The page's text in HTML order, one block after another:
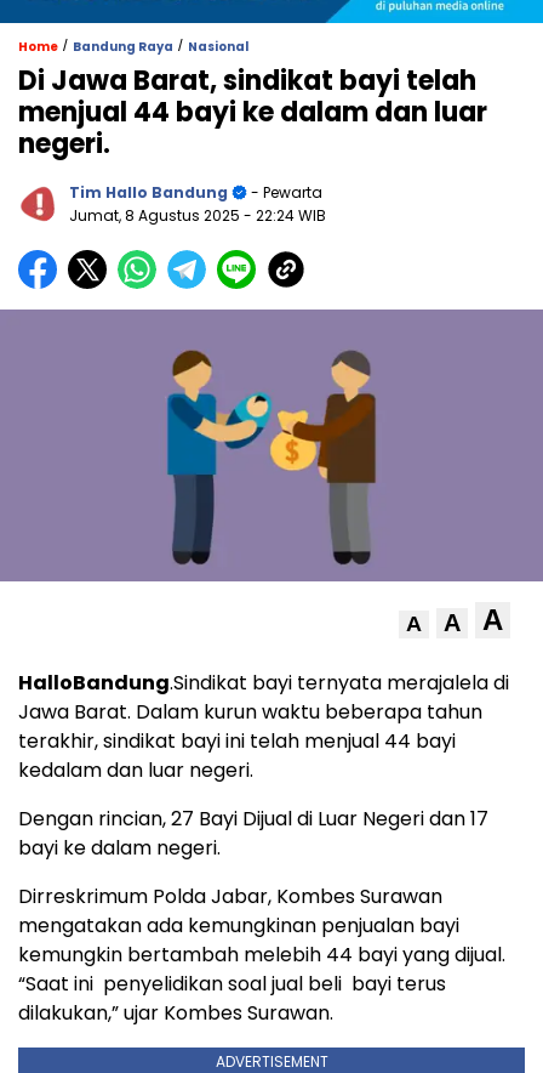
Home / Bandung Raya / Nasional
Di Jawa Barat, sindikat bayi telah
menjual 44 bayi ke dalam dan luar
negeri.
Tim Hallo Bandung
- Pewarta
Jumat, 8 Agustus 2025 - 22:24 WIB
A A A
HalloBandung.Sindikat bayi ternyata merajalela di
Jawa Barat. Dalam kurun waktu beberapa tahun
terakhir, sindikat bayi ini telah menjual 44 bayi
kedalam dan luar negeri.
Dengan rincian, 27 Bayi Dijual di Luar Negeri dan 17
bayi ke dalam negeri.
Dirreskrimum Polda Jabar, Kombes Surawan
mengatakan ada kemungkinan penjualan bayi
kemungkin bertambah melebih 44 bayi yang dijual.
“Saat ini penyelidikan soal jual beli bayi terus
dilakukan,” ujar Kombes Surawan.
ADVERTISEMENT